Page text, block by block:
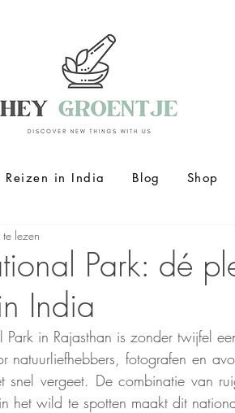
Reizen in India Blog Shop
Park: dé
India
lezen
in Rajasthan is zonder twijfel
fotografen en
snel vergeet. De combinatie van
het wild te spotten maakt dit